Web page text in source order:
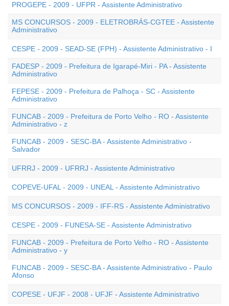
PROGEPE - 2009 - UFPR - Assistente Administrativo
MS CONCURSOS - 2009 - ELETROBRÁS-CGTEE - Assistente
Administrativo
CESPE - 2009 - SEAD-SE (FPH) - Assistente Administrativo - I
FADESP - 2009 - Prefeitura de Igarapé-Miri - PA - Assistente
Administrativo
FEPESE - 2009 - Prefeitura de Palhoça - SC - Assistente
Administrativo
FUNCAB - 2009 - Prefeitura de Porto Velho - RO - Assistente
Administrativo - z
FUNCAB - 2009 - SESC-BA - Assistente Administrativo -
Salvador
UFRRJ - 2009 - UFRRJ - Assistente Administrativo
COPEVE-UFAL - 2009 - UNEAL - Assistente Administrativo
MS CONCURSOS - 2009 - IFF-RS - Assistente Administrativo
CESPE - 2009 - FUNESA-SE - Assistente Administrativo
FUNCAB - 2009 - Prefeitura de Porto Velho - RO - Assistente
Administrativo - y
FUNCAB - 2009 - SESC-BA - Assistente Administrativo - Paulo
Afonso
COPESE - UFJF - 2008 - UFJF - Assistente Administrativo